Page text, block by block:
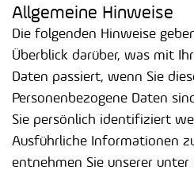
Allgemeine Hinweise
Die folgenden Hinweise
Überblick darüber, was mit
Daten passiert, wenn Sie
Personenbezogene Daten
Sie persönlich identifiziert
Ausführliche Informationen
entnehmen Sie unserer unter